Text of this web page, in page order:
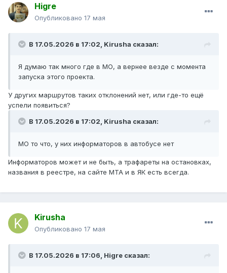
Higre
Опубликовано 17 мая
В 17.05.2026 в 17:02, Kirusha сказал:
Я думаю так много где в МО, а вернее везде с момента
запуска этого проекта.
У других маршрутов таких отклонений нет, или где-то ещё
успели появиться?
В 17.05.2026 в 17:02, Kirusha сказал:
МО то что, у них информаторов в автобусе нет
Информаторов может и не быть, а трафареты на остановках,
названия в реестре, на сайте МТА и в ЯК есть всегда.
Kirusha
Опубликовано 17 мая
В 17.05.2026 в 17:06, Higre сказал: